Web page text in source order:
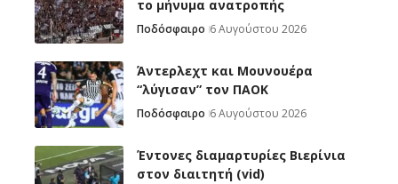
το μήνυμα ανατροπής
Ποδόσφαιρο 6 Αυγούστου 2026
Άντερλεχτ και Μουνουέρα
“λύγισαν” τον ΠΑΟΚ
Ποδόσφαιρο 6 Αυγούστου 2026
Έντονες διαμαρτυρίες Βιερίνια
στον διαιτητή (vid)